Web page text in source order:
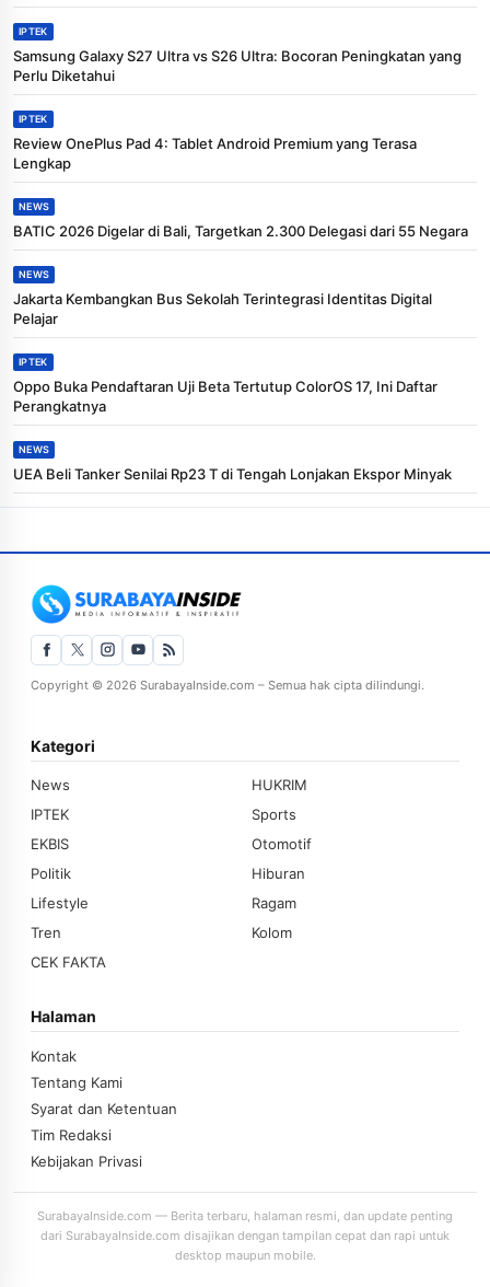
IPTEK
Samsung Galaxy S27 Ultra vs S26 Ultra: Bocoran Peningkatan yang
Perlu Diketahui
IPTEK
Review OnePlus Pad 4: Tablet Android Premium yang Terasa
Lengkap
NEWS
BATIC 2026 Digelar di Bali, Targetkan 2.300 Delegasi dari 55 Negara
NEWS
Jakarta Kembangkan Bus Sekolah Terintegrasi Identitas Digital
Pelajar
IPTEK
Oppo Buka Pendaftaran Uji Beta Tertutup ColorOS 17, Ini Daftar
Perangkatnya
NEWS
UEA Beli Tanker Senilai Rp23 T di Tengah Lonjakan Ekspor Minyak
Copyright © 2026 SurabayaInside.com – Semua hak cipta dilindungi.
Kategori
News
HUKRIM
IPTEK
Sports
EKBIS
Otomotif
Politik
Hiburan
Lifestyle
Ragam
Tren
Kolom
CEK FAKTA
Halaman
Kontak
Tentang Kami
Syarat dan Ketentuan
Tim Redaksi
Kebijakan Privasi
SurabayaInside.com — Berita terbaru, halaman resmi, dan update penting
dari SurabayaInside.com disajikan dengan tampilan cepat dan rapi untuk
desktop maupun mobile.